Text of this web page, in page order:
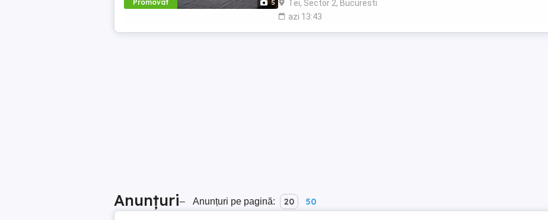
Promovat 5
Tei, Sector 2, Bucuresti
azi 13:43
Anunțuri– Anunțuri pe pagină: 20 50